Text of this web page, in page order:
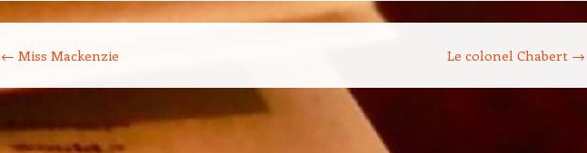
← Miss Mackenzie Le colonel Chabert →